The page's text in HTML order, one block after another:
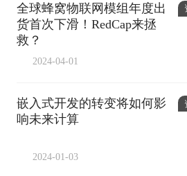
全球蜂窝物联网模组年度出
货首次下滑！RedCap来拯
救？
2024-04-01
嵌入式开发的转变将如何影
响未来计算
2024-01-03